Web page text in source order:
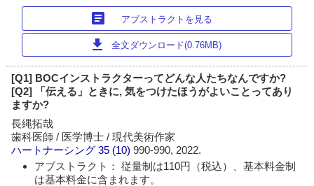
article アブストラクトを見る
download 全文ダウンロード(0.76MB)
[Q1] BOCインストラクターってどんな人たちなんですか?
[Q2] 「伝える」ときに, 気をつけたほうがよいことってあり
ますか?
長縄拓哉
歯科医師 / 医学博士 / 現代美術作家
ハートナーシング 35 (10)990-990, 2022.
アブストラクト： 従量制は110円（税込）、基本料金制
は基本料金に含まれます。